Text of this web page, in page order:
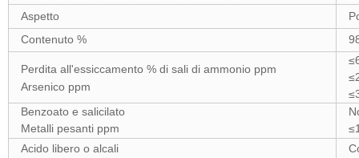
Aspetto
Contenuto %
Perdita all'essiccamento % di sali di ammonio ppm
Arsenico ppm
≤
≤
≤
Benzoato e salicilato
Metalli pesanti ppm
≤
Acido libero o alcali